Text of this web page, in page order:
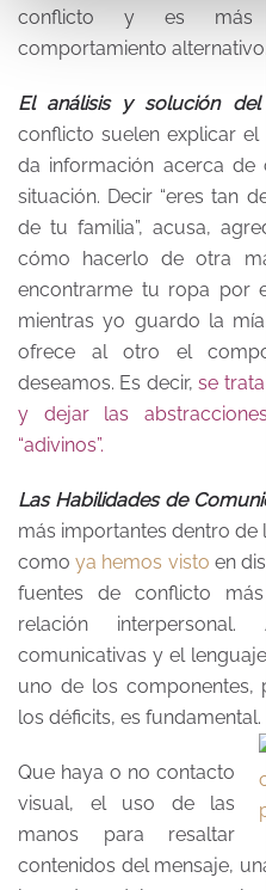
conflicto y es más
comportamiento alternativo.
El análisis y solución del
conflicto suelen explicar
da información acerca
situación. Decir “eres tan
de tu familia”, acusa,
cómo hacerlo de otra
encontrarme tu ropa por
mientras yo guardo la
ofrece al otro el
deseamos. Es decir,se
y dejar las
“adivinos”.
Las Habilidades de
más importantes dentro
comoya hemos visto en
fuentes de conflicto
relación interpersonal.
comunicativas y el
uno de los componentes,
los déficits, es fundamental.
Que haya o no contacto
visual, el uso de las
manos para resaltar
contenidos del mensaje,